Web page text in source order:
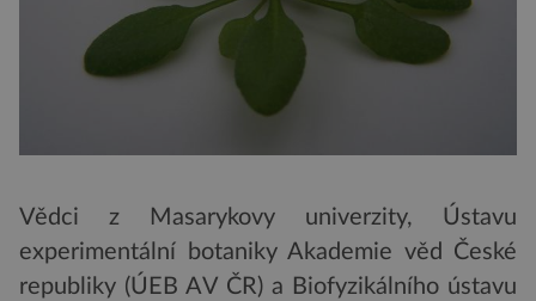
Vědci z Masarykovy univerzity, Ústavu
experimentální botaniky Akademie věd České
republiky (ÚEB AV ČR) a Biofyzikálního ústavu